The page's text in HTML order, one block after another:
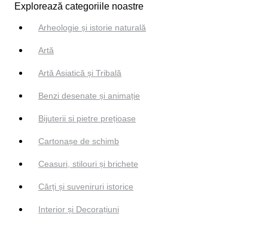
Explorează categoriile noastre
Arheologie și istorie naturală
Artă
Artă Asiatică și Tribală
Benzi desenate și animație
Bijuterii si pietre prețioase
Cartonașe de schimb
Ceasuri, stilouri și brichete
Cărți și suveniruri istorice
Interior și Decorațiuni